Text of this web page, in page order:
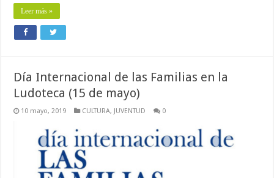
Leer más »
Día Internacional de las Familias en la
Ludoteca (15 de mayo)
10 mayo, 2019 CULTURA, JUVENTUD 0